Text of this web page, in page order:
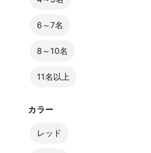
6～7名
8～10名
11名以上
カラー
レッド